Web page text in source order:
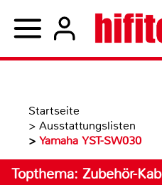
Startseite
> Ausstattungslisten
> Yamaha YST-SW030
Topthema: Zubehör-